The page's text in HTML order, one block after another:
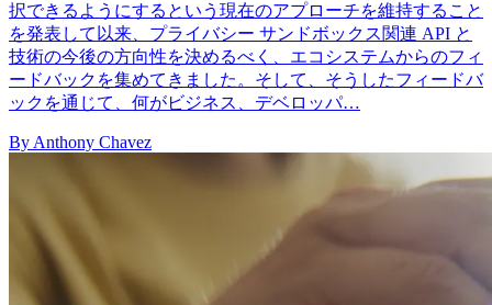
択できるようにするという現在のアプローチを維持すること
を発表して以来、プライバシー サンドボックス関連 API と
技術の今後の方向性を決めるべく、エコシステムからのフィ
ードバックを集めてきました。そして、そうしたフィードバ
ックを通じて、何がビジネス、デベロッパ…
By Anthony Chavez